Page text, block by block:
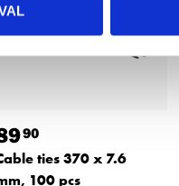
90
ties 370 x 7.6
100 pcs